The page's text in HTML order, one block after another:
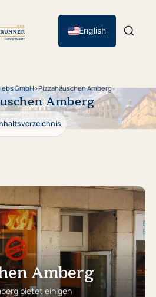
English
GmbH›Pizzahäuschen Amberg
Amberg
Amberg
bietet einigen